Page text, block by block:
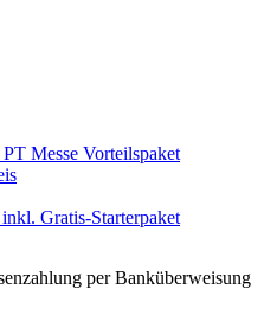
Messe Vorteilspaket
Gratis-Starterpaket
per Banküberweisung